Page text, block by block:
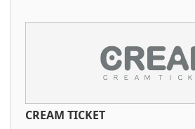
CREAM TICKET